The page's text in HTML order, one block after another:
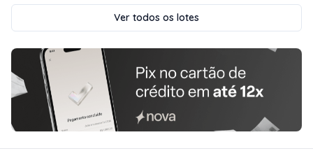
Ver todos os lotes